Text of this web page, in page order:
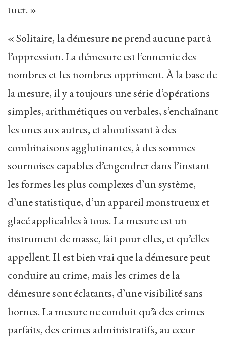
tuer. »
« Solitaire, la démesure ne prend aucune part à
l’oppression. La démesure est l’ennemie des
nombres et les nombres oppriment. À la base de
la mesure, il y a toujours une série d’opérations
simples, arithmétiques ou verbales, s’enchaînant
les unes aux autres, et aboutissant à des
combinaisons agglutinantes, à des sommes
sournoises capables d’engendrer dans l’instant
les formes les plus complexes d’un système,
d’une statistique, d’un appareil monstrueux et
glacé applicables à tous. La mesure est un
instrument de masse, fait pour elles, et qu’elles
appellent. Il est bien vrai que la démesure peut
conduire au crime, mais les crimes de la
démesure sont éclatants, d’une visibilité sans
bornes. La mesure ne conduit qu’à des crimes
parfaits, des crimes administratifs, au cœur